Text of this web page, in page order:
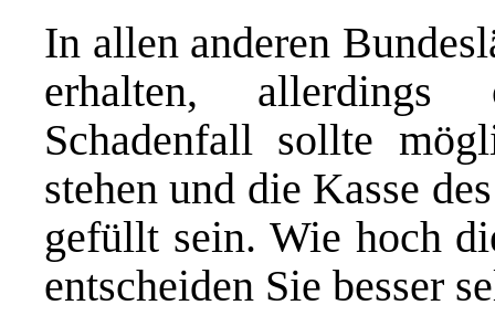
In allen anderen
erhalten, allerdings
Schadenfall sollte
stehen und die Kasse
gefüllt sein. Wie hoch
entscheiden Sie besser